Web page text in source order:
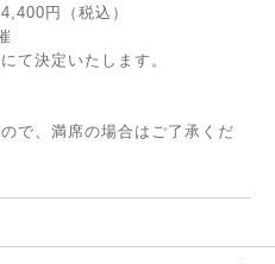
円（税込）
て決定いたします。
で、満席の場合はご了承くだ